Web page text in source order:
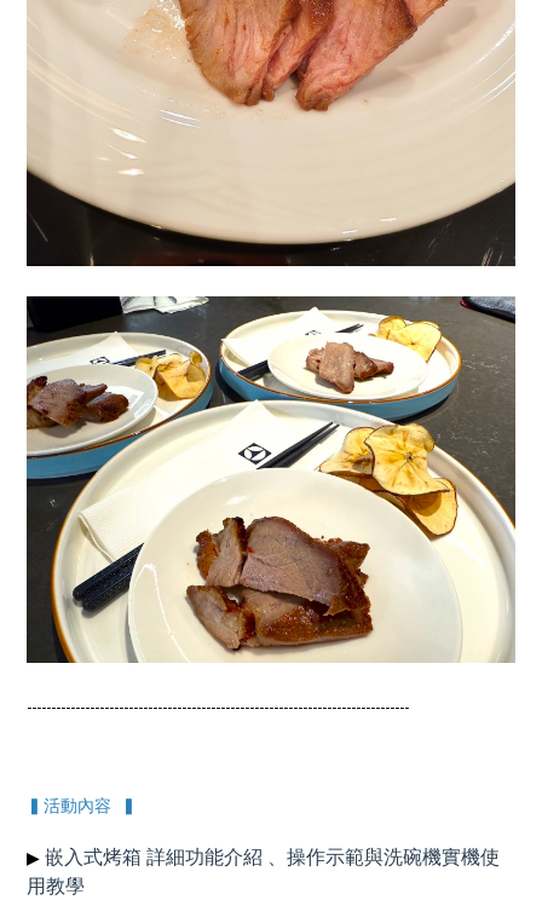
-------------------------------------------------------------------------------
▍活動內容 ▍
▶嵌入式烤箱 詳細功能介紹 、操作示範與洗碗機實機使
用教學